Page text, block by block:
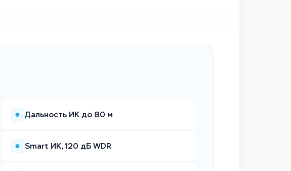
● Дальность ИК до 80 м
● Smart ИК, 120 дБ WDR